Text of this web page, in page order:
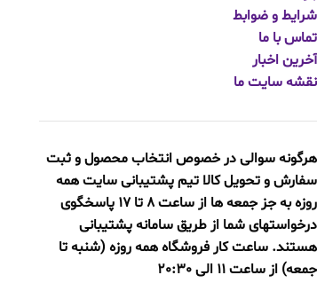
شرایط و ضوابط
تماس با ما
آخرین اخبار
نقشه سایت ما
هرگونه سوالی در خصوص انتخاب محصول و ثبت
سفارش و تحویل کالا تیم پشتیبانی سایت همه
روزه به جز جمعه ها از ساعت 8 تا 17 پاسخگوی
درخواستهای شما از طریق سامانه پشتیبانی
هستند. ساعت کار فروشگاه همه روزه (شنبه تا
جمعه) از ساعت 11 الی 20:30